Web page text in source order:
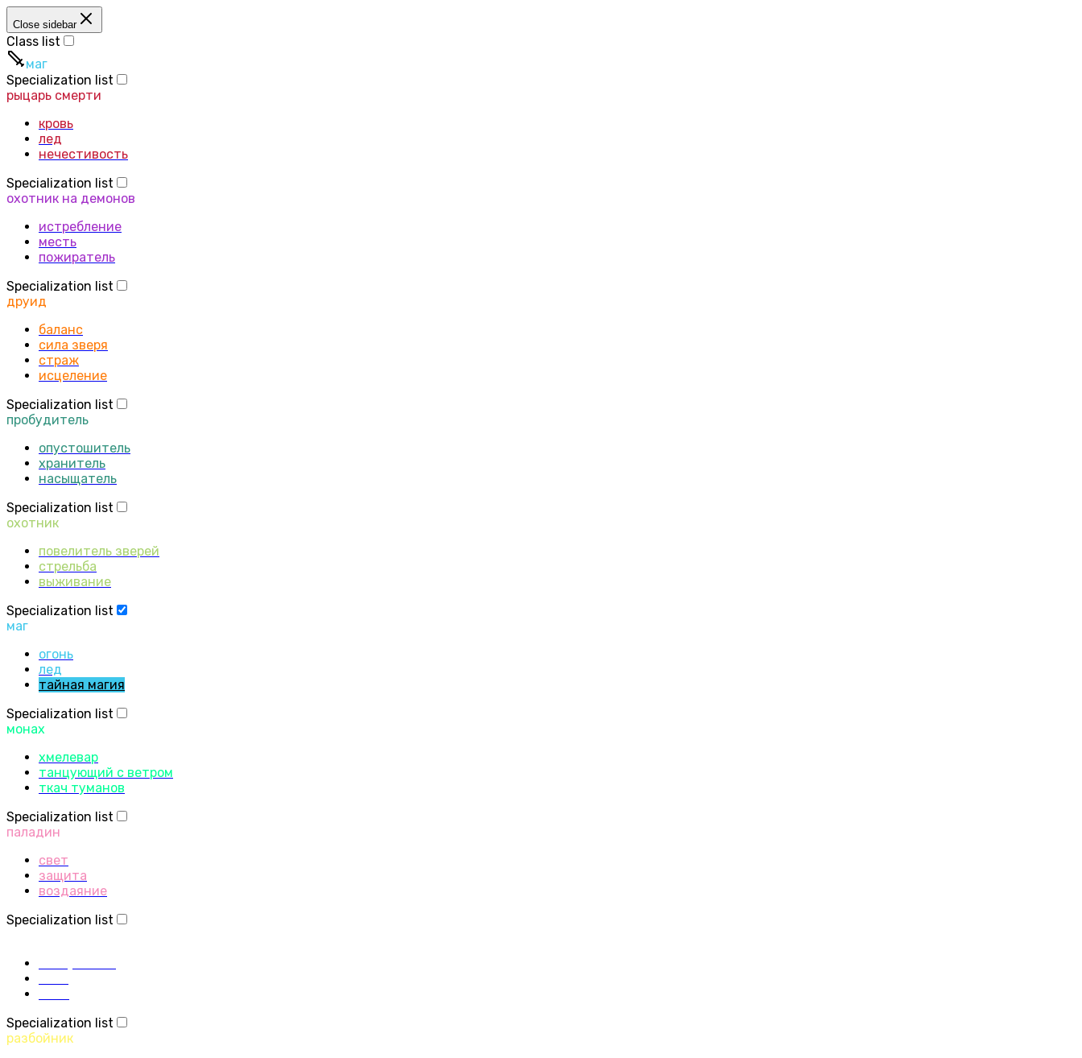
Close sidebar
Class list
маг
Specialization list
рыцарь смерти
кровь
лед
нечестивость
Specialization list
охотник на демонов
истребление
месть
пожиратель
Specialization list
друид
баланс
сила зверя
страж
исцеление
Specialization list
пробудитель
опустошитель
хранитель
насыщатель
Specialization list
охотник
повелитель зверей
стрельба
выживание
Specialization list
маг
огонь
лед
тайная магия
Specialization list
монах
хмелевар
танцующий с ветром
ткач туманов
Specialization list
паладин
свет
защита
воздаяние
Specialization list
Specialization list
разбойник